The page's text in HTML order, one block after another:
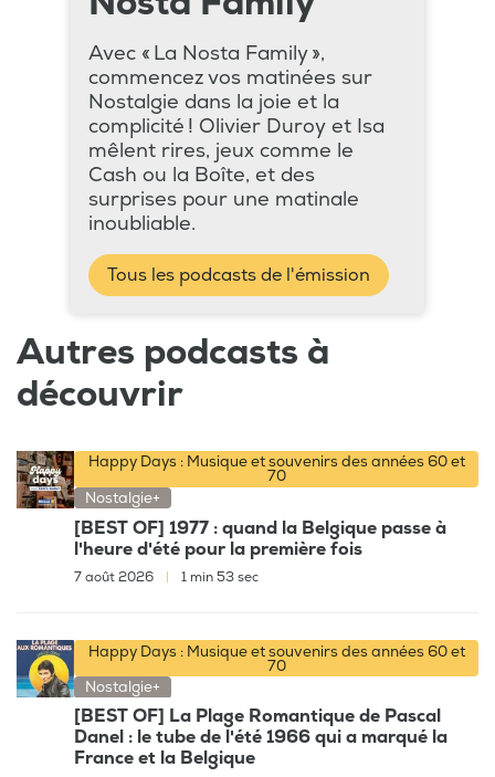
Avec « La Nosta Family »,
commencez vos matinées sur
Nostalgie dans la joie et la
complicité ! Olivier Duroy et Isa
mêlent rires, jeux comme le
Cash ou la Boîte, et des
surprises pour une matinale
inoubliable.
Tous les podcasts de l'émission
Autres podcasts à
découvrir
Happy Days : Musique et souvenirs des années 60 et
70
Nostalgie+
[BEST OF] 1977 : quand la Belgique passe à
l'heure d'été pour la première fois
7 août 2026 1 min 53 sec
Happy Days : Musique et souvenirs des années 60 et
70
Nostalgie+
[BEST OF] La Plage Romantique de Pascal
Danel : le tube de l'été 1966 qui a marqué la
France et la Belgique